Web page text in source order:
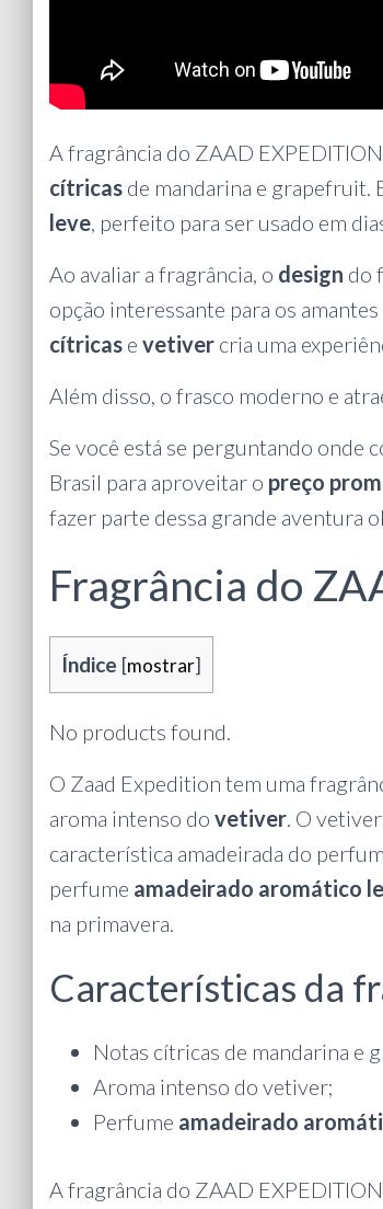
A fragrância do ZAAD
cítricas de mandarina e grapefruit.
leve, perfeito para ser usado em
Ao avaliar a fragrância, o design do
opção interessante para os amantes
cítricas e vetiver cria uma
Além disso, o frasco moderno e
Se você está se perguntando onde
Brasil para aproveitar o preço
fazer parte dessa grande aventura
Fragrância do
Índice [mostrar]
No products found.
O Zaad Expedition tem uma
aroma intenso do vetiver. O
característica amadeirada do
perfume amadeirado aromático
na primavera.
Características da
Notas cítricas de mandarina e
Aroma intenso do vetiver;
Perfume amadeirado
A fragrância do ZAAD